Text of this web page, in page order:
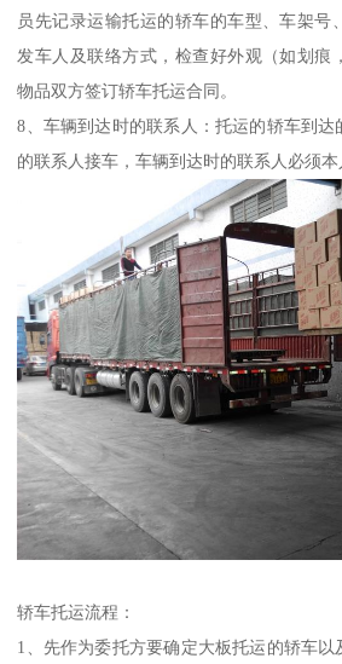
员先记录运输托运的轿车的车型、车架号
发车人及联络方式，检查好外观（如划痕
物品双方签订轿车托运合同。
8、车辆到达时的联系人：托运的轿车到
的联系人接车，车辆到达时的联系人必须本
轿车托运流程：
1、先作为委托方要确定大板托运的轿车